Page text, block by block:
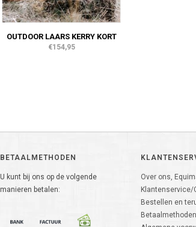
OUTDOOR LAARS KERRY KORT
€154,95
BETAALMETHODEN
U kunt bij ons op de volgende
manieren betalen:
Over ons,
Bestellen en
Betaalmethoden